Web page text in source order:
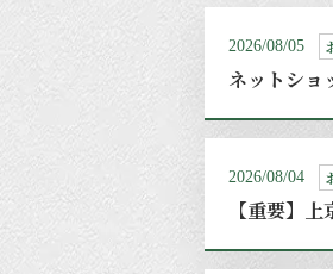
2026/08/05
ネットショ
2026/08/04
【重要】